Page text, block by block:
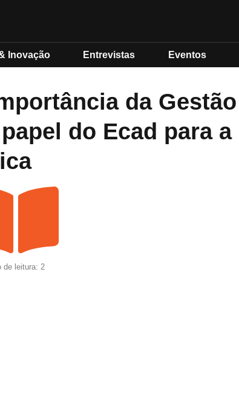
Inovação Entrevistas Eventos
da Gestão
do Ecad para a
de leitura: 2